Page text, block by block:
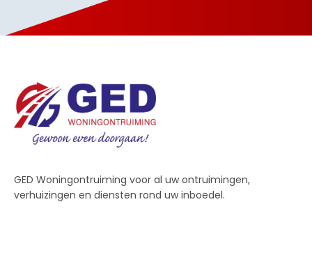
GED Woningontruiming voor al uw ontruimingen,
verhuizingen en diensten rond uw inboedel.